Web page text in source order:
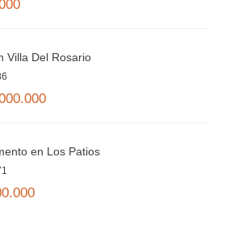
Villa Del Rosario
en Los Patios